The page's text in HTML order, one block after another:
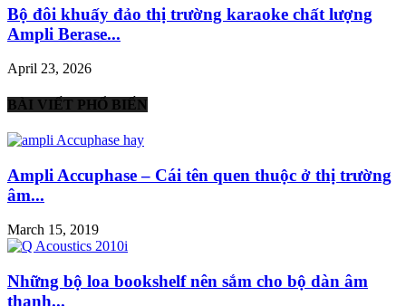
Bộ đôi khuấy đảo thị trường karaoke chất lượng
Ampli Berase...
April 23, 2026
BÀI VIẾT PHỔ BIẾN
Ampli Accuphase – Cái tên quen thuộc ở thị trường
âm...
March 15, 2019
Những bộ loa bookshelf nên sắm cho bộ dàn âm
thanh...